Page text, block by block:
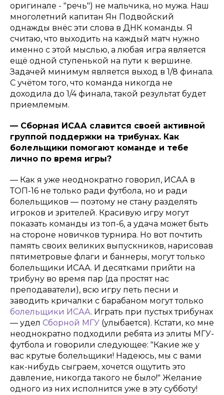
оригинале - "речь") не мальчика, но мужа. Наш
многолетний капитан Ян Подвойский
однажды внёс эти слова в ДНК команды. Я
считаю, что выходить на каждый матч нужно
именно с этой мыслью, а любая игра является
ещё одной ступенькой на пути к вершине.
Задачей минимум является выход в 1/8 финала.
С учётом того, что команда никогда не
доходила до 1/4 финала, такой результат будет
приемлемым.
— Сборная ИСАА славится своей активной
группой поддержки на трибунах. Как
болельщики помогают команде и тебе
лично по время игры?
— Как я уже неоднократно говорил, ИСАА в
ТОП-16 не только ради футбола, но и ради
болельщиков — поэтому не стану разделять
игроков и зрителей. Красивую игру могут
показать команды из топ-6, а удача может быть
на стороне новичков турнира. Но вот почтить
память своих великих выпускников, нарисовав
пятиметровые флаги и баннеры, могут только
болельщики ИСАА. И десятками прийти на
трибуну во время пар (да простят нас
преподаватели), всю игру петь песни и
заводить кричалки с барабаном могут только
болельщики ИСАА. Играть при пустых трибунах
— удел Cборной МГУ (улыбается). Кстати, ко мне
неоднократно подходили ребята из элиты МГУ-
футбола и говорили следующее: "Какие же у
вас крутые болельщики! Надеюсь, мы с вами
как-нибудь сыграем, хочется ощутить это
давление, никогда такого не было!" Желание
одного из них исполнится уже в эту субботу!